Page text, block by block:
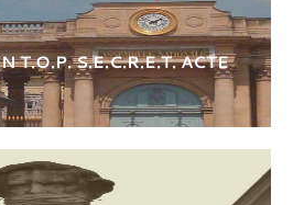
T.O.P. S.E.C.R.E.T. ACTE
de l’ombre dans la
Explorez le 7ème
cœur des affaires très